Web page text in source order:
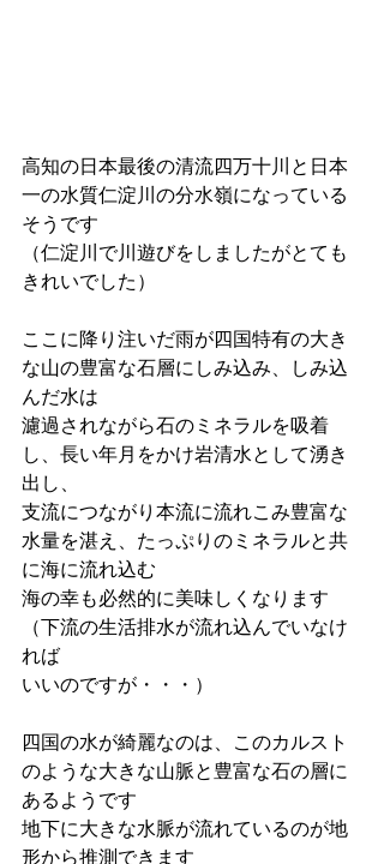
高知の日本最後の清流四万十川と日本
一の水質仁淀川の分水嶺になっている
そうです
（仁淀川で川遊びをしましたがとても
きれいでした）
ここに降り注いだ雨が四国特有の大き
な山の豊富な石層にしみ込み、しみ込
んだ水は
濾過されながら石のミネラルを吸着
し、長い年月をかけ岩清水として湧き
出し、
支流につながり本流に流れこみ豊富な
水量を湛え、たっぷりのミネラルと共
に海に流れ込む
海の幸も必然的に美味しくなります
（下流の生活排水が流れ込んでいなけ
れば
いいのですが・・・）
四国の水が綺麗なのは、このカルスト
のような大きな山脈と豊富な石の層に
あるようです
地下に大きな水脈が流れているのが地